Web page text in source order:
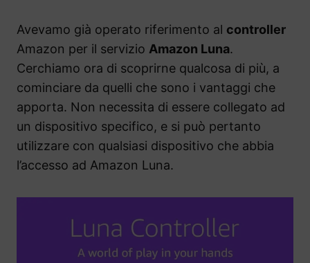
Avevamo già operato riferimento al controller
Amazon per il servizio Amazon Luna.
Cerchiamo ora di scoprirne qualcosa di più, a
cominciare da quelli che sono i vantaggi che
apporta. Non necessita di essere collegato ad
un dispositivo specifico, e si può pertanto
utilizzare con qualsiasi dispositivo che abbia
l’accesso ad Amazon Luna.